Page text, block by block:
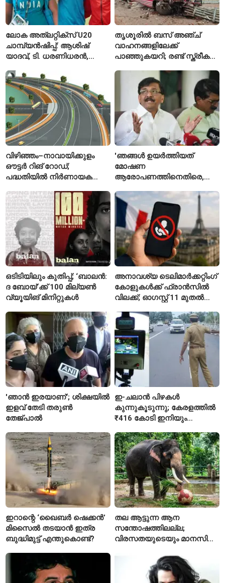
ലോക അത്‌ലറ്റിക്സ് U20
ചാമ്പ്യൻഷിപ്പ്: ആശിഷ്
യാദവ്, ടി. ധരണിധരൻ,
ഫൈനലിൽ
തൃശൂരിൽ ബസ് അഞ്ച്
വാഹനങ്ങളിലേക്ക്
പാഞ്ഞുകയറി; രണ്ട് സ്ത്രീകൾ
വിഴിഞ്ഞം–നാവായിക്കുളം
ഔട്ടർ റിങ് റോഡ്;
പദ്ധതിയിൽ നിർണായക
വിശദീകരണം
'ഞങ്ങൾ ഉയർത്തിയത്
മോഷണ
ആരോപണത്തിനെതിരെ,
റിജിജുവിന് മറുപടിയുമായി
സഞ്ജയ് റാവത്ത്
ഒടിടിയിലും കുതിപ്പ്; ‘ബാലൻ:
ദ ബോയ്’ക്ക് 100 മില്യൺ
വ്യൂയിങ് മിനിറ്റുകൾ
അനാവശ്യ ടെലിമാർക്കറ്റിംഗ്
കോളുകൾക്ക് ഫ്രാൻസിൽ
വിലക്ക്; ഓഗസ്റ്റ് 11 മുതൽ
'ഞാൻ ഇരയാണ്'; ശിക്ഷയിൽ
ഇളവ് തേടി തരുണ്‍
തേജ്പാൽ
ഇ-ചലാൻ പിഴകൾ
കുന്നുകൂടുന്നു; കേരളത്തിൽ
₹416 കോടി ഇനിയും
ഇറാന്റെ ‘ഖൈബർ ഷെക്കൻ’
മിസൈൽ തടയാൻ ഇത്ര
ബുദ്ധിമുട്ട് എന്തുകൊണ്ട്?
തല ആട്ടുന്ന ആന
സന്തോഷത്തിലല്ല;
വിരസതയുടെയും മാനസിക
ലക്ഷണമെന്ന് വിദഗ്ധർ